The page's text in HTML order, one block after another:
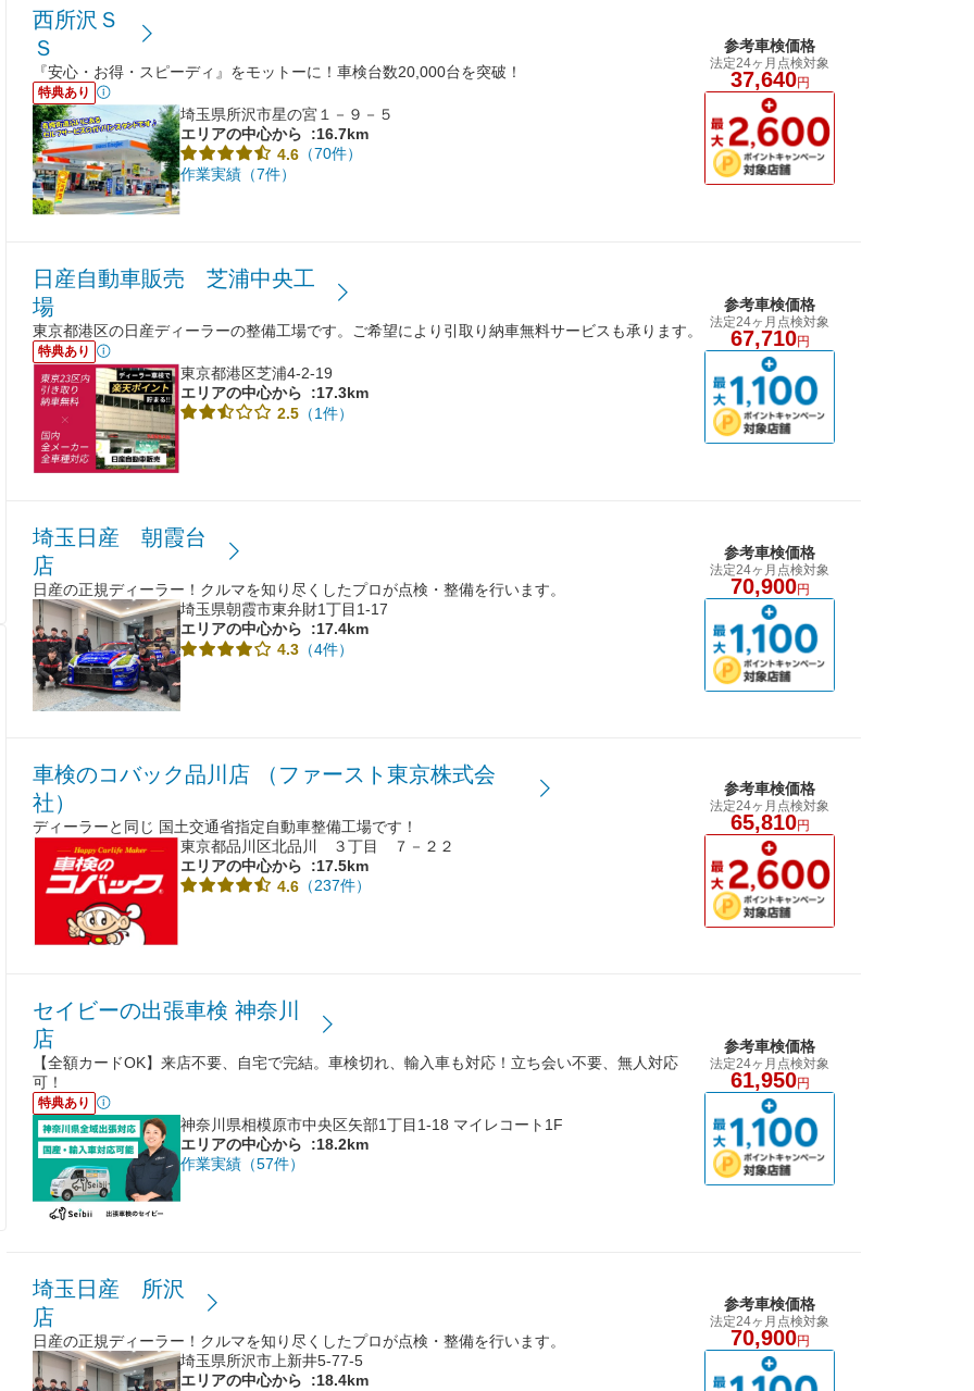
西所沢Ｓ
Ｓ
『安心・お得・スピーディ』をモットーに！車検台数20,000台を突破！
特典あり
埼玉県所沢市星の宮１－９－５
エリアの中心から
:16.7km
4.6 （70件）
作業実績（7件）
参考車検価格
法定24ヶ月点検対象
37,640円
日産自動車販売 芝浦中央工
場
東京都港区の日産ディーラーの整備工場です。ご希望により引取り納車無料サービスも承ります。
特典あり
東京都港区芝浦4-2-19
エリアの中心から
:17.3km
2.5 （1件）
参考車検価格
法定24ヶ月点検対象
67,710円
埼玉日産 朝霞台
店
日産の正規ディーラー！クルマを知り尽くしたプロが点検・整備を行います。
埼玉県朝霞市東弁財1丁目1-17
エリアの中心から
:17.4km
4.3 （4件）
参考車検価格
法定24ヶ月点検対象
70,900円
車検のコバック品川店 （ファースト東京株式会
社）
ディーラーと同じ 国土交通省指定自動車整備工場です！
東京都品川区北品川 ３丁目 ７－２２
エリアの中心から
:17.5km
4.6 （237件）
参考車検価格
法定24ヶ月点検対象
65,810円
セイビーの出張車検 神奈川
店
【全額カードOK】来店不要、自宅で完結。車検切れ、輸入車も対応！立ち会い不要、無人対応
可！
特典あり
神奈川県相模原市中央区矢部1丁目1-18 マイレコート1F
エリアの中心から
:18.2km
作業実績（57件）
参考車検価格
法定24ヶ月点検対象
61,950円
埼玉日産 所沢
店
日産の正規ディーラー！クルマを知り尽くしたプロが点検・整備を行います。
埼玉県所沢市上新井5-77-5
エリアの中心から
:18.4km
参考車検価格
法定24ヶ月点検対象
70,900円